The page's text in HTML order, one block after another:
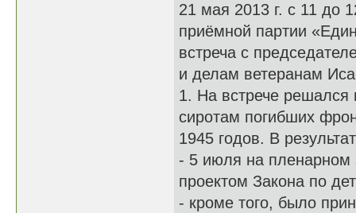
21 мая 2013 г. с 11 до
приёмной партии
встреча с
и делам ветеранам
1. На встрече решался
сиротам погибших
1945 годов. В
- 5 июля на пленарном
проектом Закона по
- кроме того, было